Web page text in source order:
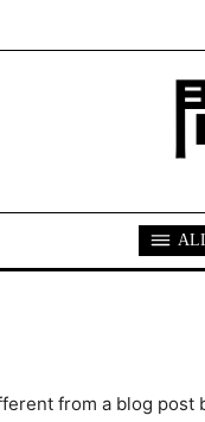
问道研究
传统科
学沟通的
中华文
结合现代
自然与人
律。通过
当今世界
from a blog